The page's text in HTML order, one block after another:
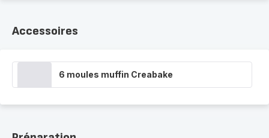
Accessoires
6 moules muffin Creabake